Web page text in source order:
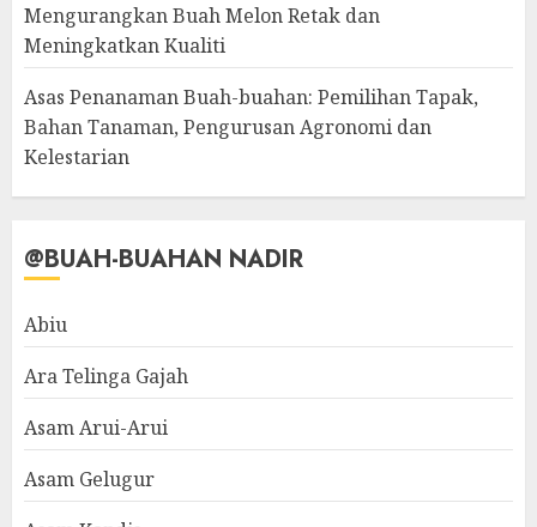
Mengurangkan Buah Melon Retak dan
Meningkatkan Kualiti
Asas Penanaman Buah-buahan: Pemilihan Tapak,
Bahan Tanaman, Pengurusan Agronomi dan
Kelestarian
@BUAH-BUAHAN NADIR
Abiu
Ara Telinga Gajah
Asam Arui-Arui
Asam Gelugur